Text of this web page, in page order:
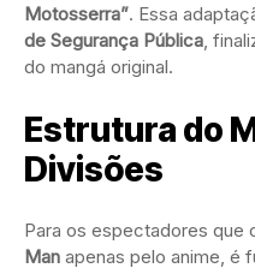
Motosserra”. Essa
de Segurança Pública,
do mangá original.
Estrutura do
Divisões
Para os espectadores que
Man apenas pelo anime, é